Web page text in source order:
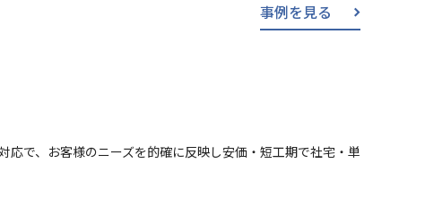
事例を見る
で、お客様のニーズを的確に反映し安価・短工期で社宅・単